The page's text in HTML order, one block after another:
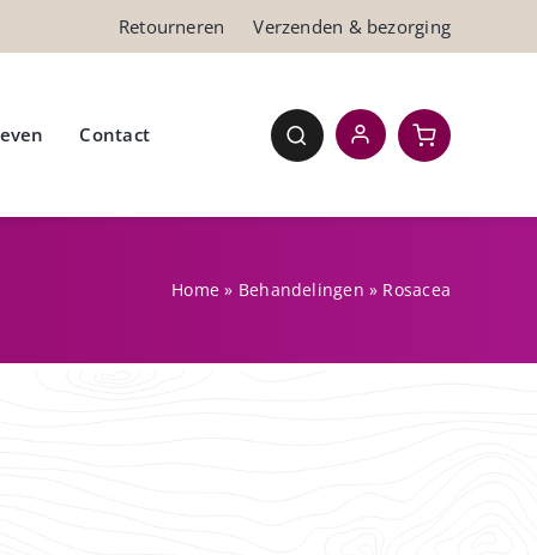
Retourneren Verzenden & bezorging
Contact
Home » Behandelingen » Rosacea